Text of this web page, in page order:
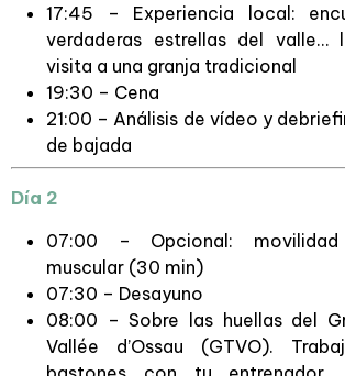
17:45 – Experiencia local:
verdaderas estrellas del valle…
visita a una granja tradicional
19:30 – Cena
21:00 – Análisis de vídeo y
de bajada
Día 2
07:00 – Opcional:
muscular (30 min)
07:30 – Desayuno
08:00 – Sobre las huellas del
Vallée d’Ossau (GTVO).